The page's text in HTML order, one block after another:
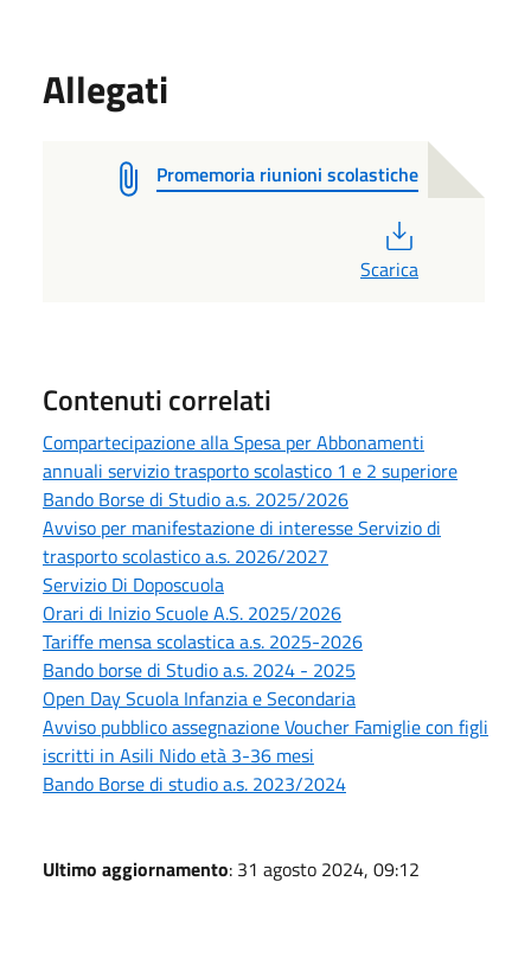
Allegati
Promemoria riunioni scolastiche
Scarica
Contenuti correlati
Compartecipazione alla Spesa per Abbonamenti
annuali servizio trasporto scolastico 1 e 2 superiore
Bando Borse di Studio a.s. 2025/2026
Avviso per manifestazione di interesse Servizio di
trasporto scolastico a.s. 2026/2027
Servizio Di Doposcuola
Orari di Inizio Scuole A.S. 2025/2026
Tariffe mensa scolastica a.s. 2025-2026
Bando borse di Studio a.s. 2024 - 2025
Open Day Scuola Infanzia e Secondaria
Avviso pubblico assegnazione Voucher Famiglie con figli
iscritti in Asili Nido età 3-36 mesi
Bando Borse di studio a.s. 2023/2024
Ultimo aggiornamento: 31 agosto 2024, 09:12